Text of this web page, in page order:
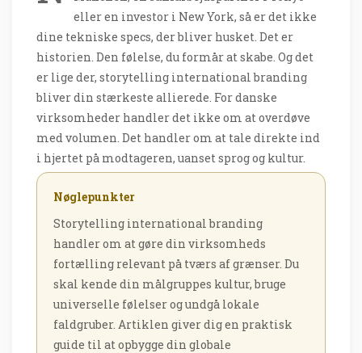
eller en investor i New York, så er det ikke
dine tekniske specs, der bliver husket. Det er
historien. Den følelse, du formår at skabe. Og det
er lige der, storytelling international branding
bliver din stærkeste allierede. For danske
virksomheder handler det ikke om at overdøve
med volumen. Det handler om at tale direkte ind
i hjertet på modtageren, uanset sprog og kultur.
Nøglepunkter
Storytelling international branding
handler om at gøre din virksomheds
fortælling relevant på tværs af grænser. Du
skal kende din målgruppes kultur, bruge
universelle følelser og undgå lokale
faldgruber. Artiklen giver dig en praktisk
guide til at opbygge din globale